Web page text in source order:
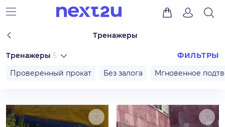
Тренажеры
Тренажеры 5
ФИЛЬТРЫ
Проверенный прокат
Без залога Мгновенное